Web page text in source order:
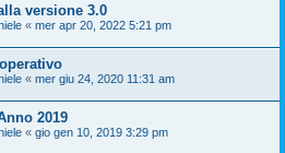
versione 3.0
« mer apr 20, 2022 5:21 pm
« mer giu 24, 2020 11:31 am
2019
« gio gen 10, 2019 3:29 pm